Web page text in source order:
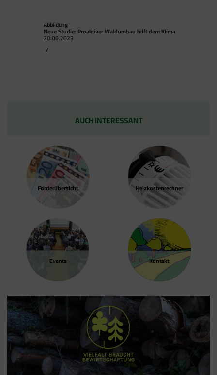
Abbildung
Neue Studie: Proaktiver Waldumbau hilft dem Klima
20.06.2023
/
Förder­übersicht Heizkosten­rechner
Events Kontakt
AUCH INTERESSANT